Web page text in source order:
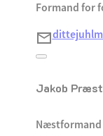
Formand for
Jakob